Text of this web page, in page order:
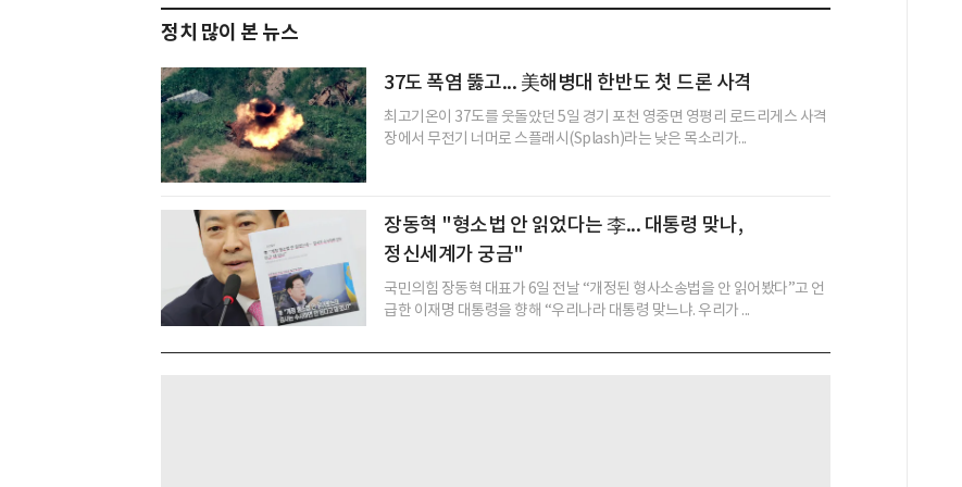
정치 많이 본 뉴스
37도 폭염 뚫고... 美해병대 한반도 첫 드론 사격
최고기온이 37도를 웃돌았던 5일 경기 포천 영중면 영평리 로드리게스 사격
장에서 무전기 너머로 스플래시(Splash)라는 낮은 목소리가...
장동혁 "형소법 안 읽었다는 李... 대통령 맞나,
정신세계가 궁금"
국민의힘 장동혁 대표가 6일 전날 “개정된 형사소송법을 안 읽어봤다”고 언
급한 이재명 대통령을 향해 “우리나라 대통령 맞느냐. 우리가 ...